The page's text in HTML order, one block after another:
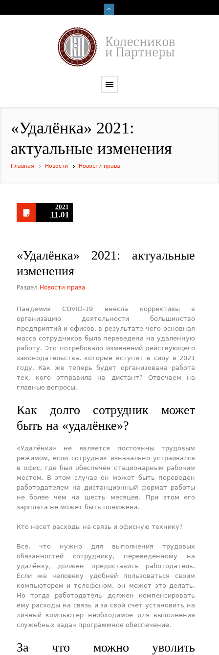
«Удалёнка» 2021:
актуальные изменения
Главная Новости Новости права
2021
11.01
«Удалёнка» 2021: актуальные
изменения
Раздел Новости права
Пандемия COVID-19 внесла коррективы в
организацию деятельности большинство
предприятий и офисов, в результате чего основная
масса сотрудников была переведена на удаленную
работу. Это потребовало изменений действующего
законодательства, которые вступят в силу в 2021
году. Как же теперь будет организована работа
тех, кого отправила на дистант? Отвечаем на
главные вопросы.
Как долго сотрудник может
быть на «удалёнке»?
«Удалёнка» не является постоянны трудовым
режимом, если сотрудник изначально устраивался
в офис, где был обеспечен стационарным рабочим
местом. В этом случае он может быть переведен
работодателем на дистанционный формат работы
не более чем на шесть месяцев. При этом его
зарплата не может быть понижена.
Кто несет расходы на связь и офисную технику?
Все, что нужно для выполнения трудовых
обязанностей сотруднику, переведенному на
удалёнку, должен предоставить работодатель.
Если же человеку удобней пользоваться своим
компьютером и телефоном, он может это делать.
Но тогда работодатель должен компенсировать
ему расходы на связь и за свой счет установить на
личный компьютер необходимое для выполнения
служебных задач программное обеспечение.
За что можно уволить